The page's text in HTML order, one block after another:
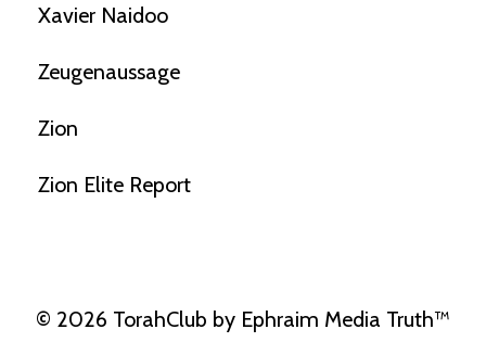
Xavier Naidoo
Zeugenaussage
Zion
Zion Elite Report
© 2026 TorahClub by Ephraim Media Truth™